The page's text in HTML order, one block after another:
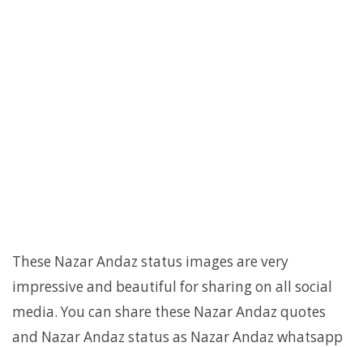
These Nazar Andaz status images are very
impressive and beautiful for sharing on all social
media. You can share these Nazar Andaz quotes
and Nazar Andaz status as Nazar Andaz whatsapp